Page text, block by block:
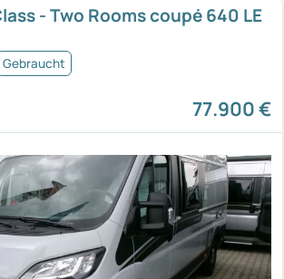
- Two Rooms coupé 640 LE
Gebraucht
77.900 €